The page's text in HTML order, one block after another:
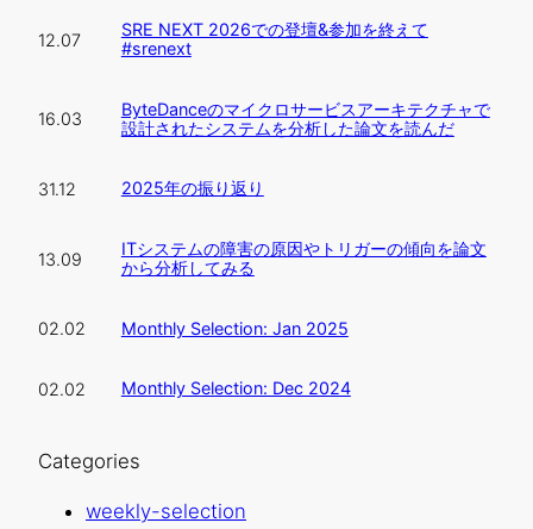
12.07
SRE NEXT 2026での登壇&参加を終えて
#srenext
16.03
ByteDanceのマイクロサービスアーキテクチャで
設計されたシステムを分析した論文を読んだ
31.12 2025年の振り返り
13.09
ITシステムの障害の原因やトリガーの傾向を論文
から分析してみる
02.02 Monthly Selection: Jan 2025
02.02 Monthly Selection: Dec 2024
Categories
weekly-selection